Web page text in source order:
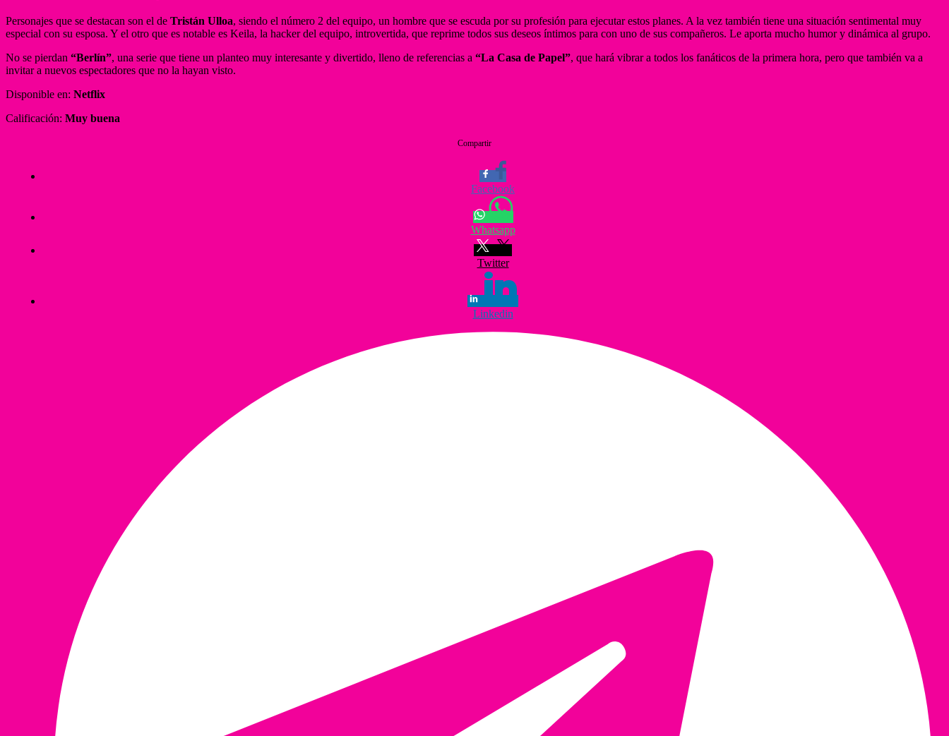
Personajes que se destacan son el de Tristán Ulloa, siendo el número 2 del equipo, un hombre que se escuda por su profesión para ejecutar estos planes. A la vez también tiene una situación sentimental muy
especial con su esposa. Y el otro que es notable es Keila, la hacker del equipo, introvertida, que reprime todos sus deseos íntimos para con uno de sus compañeros. Le aporta mucho humor y dinámica al grupo.
No se pierdan “Berlín”, una serie que tiene un planteo muy interesante y divertido, lleno de referencias a “La Casa de Papel”, que hará vibrar a todos los fanáticos de la primera hora, pero que también va a
invitar a nuevos espectadores que no la hayan visto.
Disponible en: Netflix
Calificación: Muy buena
Compartir
Facebook
Whatsapp
Twitter
Linkedin